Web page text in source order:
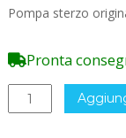
Pompa sterzo
Pronta
Pompa
idraulica